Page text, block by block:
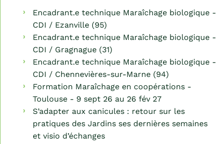
Encadrant.e technique Maraîchage biologique -
CDI / Ezanville (95)
Encadrant.e technique Maraîchage biologique -
CDI / Gragnague (31)
Encadrant.e technique Maraîchage biologique -
CDI / Chennevières-sur-Marne (94)
Formation Maraîchage en coopérations -
Toulouse - 9 sept 26 au 26 fév 27
S’adapter aux canicules : retour sur les
pratiques des Jardins ses dernières semaines
et visio d’échanges